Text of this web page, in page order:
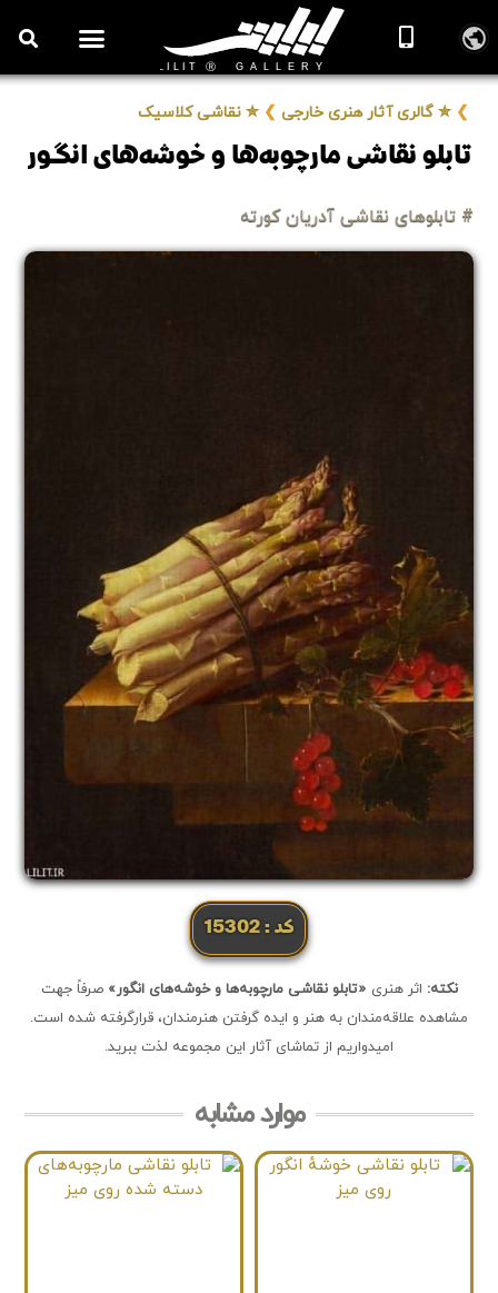
❯ ✮ گالری آثار هنری خارجی ❯ ✮ نقاشی کلاسیک
تابلو نقاشی مارچوبه‌ها و خوشه‌های انگور
# تابلوهای نقاشی آدریان کورته
کد: 15302
نکته: اثر هنری «تابلو نقاشی مارچوبه‌ها و خوشه‌های انگور» صرفاً جهت
مشاهده علاقه‌مندان به هنر و ایده گرفتن هنرمندان، قرارگرفته شده است.
امیدواریم از تماشای آثار این مجموعه لذت ببرید.
موارد مشابه